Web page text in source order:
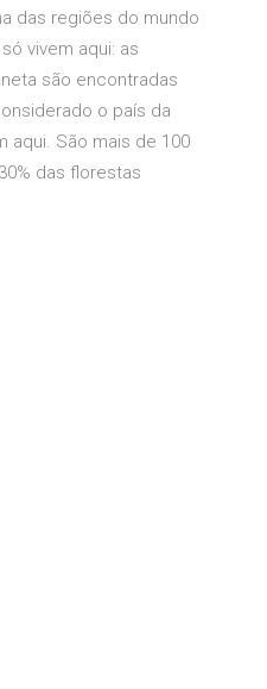
das regiões do mundo
vivem aqui: as
são encontradas
o país da
aqui. São mais de 100
das florestas